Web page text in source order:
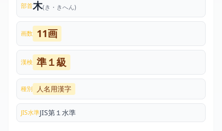
部首木(き・きへん)
画数 11画
漢検 準１級
種別 人名用漢字
JIS水準JIS第１水準